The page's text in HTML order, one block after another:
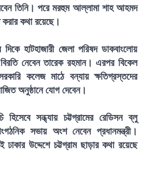
তিনি। পরে মরহুম আল্লামা শাহ আহমদ
কথা রয়েছে।
হাটহাজারী জেলা পরিষদ ডাকবাংলোয়
নেবেন তারেক রহমান। এরপর বিকেল
কলেজ মাঠে বন্যায় ক্ষতিগ্রস্তদের
অনুষ্ঠানে যোগ দেবেন।
হিসেবে সন্ধ্যায় চট্টগ্রামের রেডিসন ব্লু
সভায় অংশ নেবেন প্রধানমন্ত্রী।
ঢাকার উদ্দেশে চট্টগ্রাম ছাড়ার কথা রয়েছে